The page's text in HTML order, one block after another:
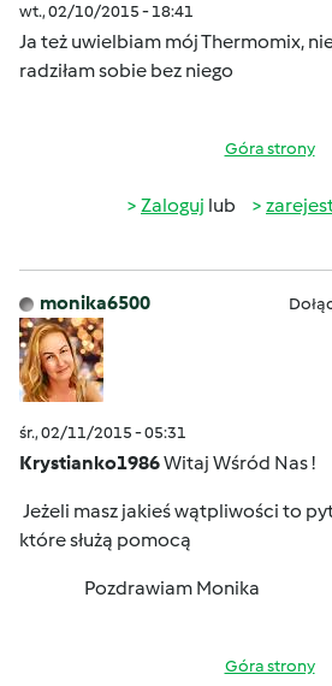
wt., 02/10/2015 - 18:41
Ja też uwielbiam mój Thermomix,
radziłam sobie bez niego
Góra strony
Zaloguj lub
monika6500
śr., 02/11/2015 - 05:31
Krystianko1986Witaj Wśród Nas !
Jeżeli masz jakieś wątpliwości to
które służą pomocą
Pozdrawiam Monika
Góra strony